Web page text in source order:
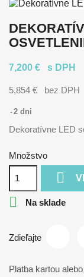
7,200 € s DPH
5,854 € bez DPH
2 dni
Dekoratívne LED
Množstvo

 Na sklade
Zdieľajte
Platba kartou